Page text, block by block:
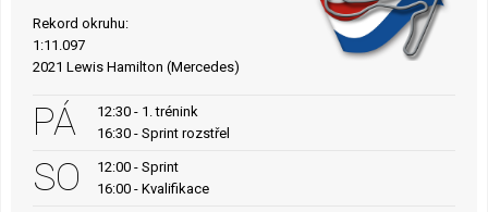
Rekord okruhu:
1:11.097
2021 Lewis Hamilton (Mercedes)
PÁ
12:30 - 1. trénink
16:30 - Sprint rozstřel
SO
12:00 - Sprint
16:00 - Kvalifikace